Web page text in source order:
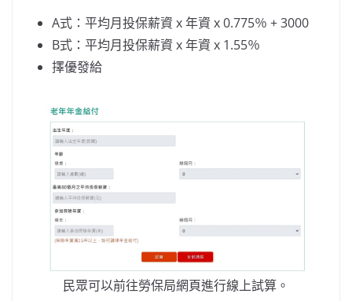
A式：平均月投保薪資 x 年資 x 0.775％ + 3000
B式：平均月投保薪資 x 年資 x 1.55％
擇優發給
民眾可以前往勞保局網頁進行線上試算。